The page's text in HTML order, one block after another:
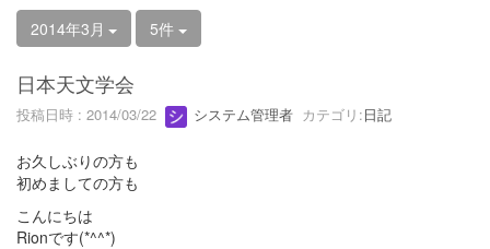
2014年3月 5件
日本天文学会
投稿日時 : 2014/03/22 システム管理者 カテゴリ:日記
お久しぶりの方も
初めましての方も
こんにちは
Rionです(*^^*)